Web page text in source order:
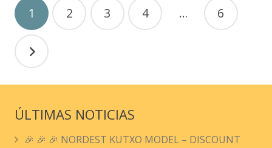
hasta
1.999,00 €
tiene
múltiples
opciones
Paginación
de
entradas
1 2 3 4 … 6
ÚLTIMAS NOTICIAS
🎉 🎉 🎉 NORDEST KUTXO MODEL – DISCOUNT